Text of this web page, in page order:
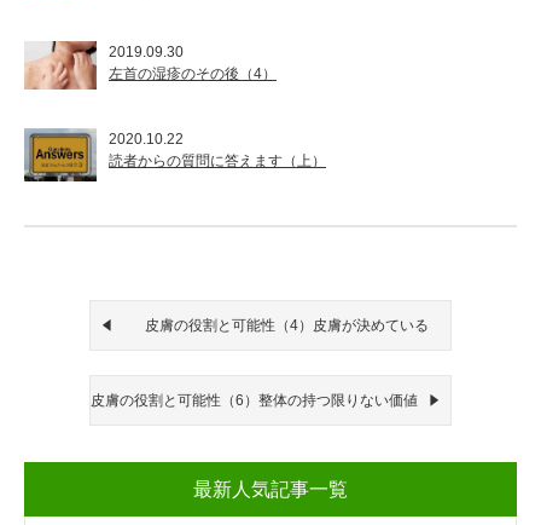
2019.09.30
左首の湿疹のその後（4）
2020.10.22
読者からの質問に答えます（上）
皮膚の役割と可能性（4）皮膚が決めている
皮膚の役割と可能性（6）整体の持つ限りない価値
最新人気記事一覧